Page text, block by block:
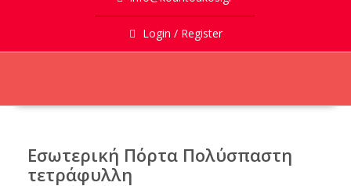
Login / Register
Εσωτερική Πόρτα Πολύσπαστη
τετράφυλλη